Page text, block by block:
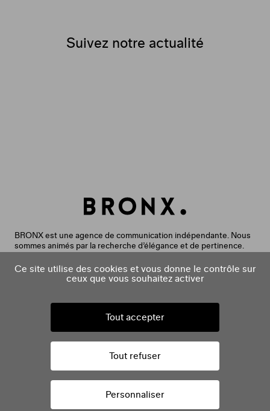
BRONX est une agence de communication indépendante. Nous
sommes animés par la recherche d’élégance et de pertinence.
et la communication plus utile. Nous accompagnons nos clients
dans leurs projets créatifs, éditoriaux et digitaux. Nos expertises
contenus pour créer des dispositifs qui fidélisent, suscitent le
facebook
instagram
linkedin
vimeo
Suivez notre actualité
Mentions légales
Politique de Confidentialité
Gestion des cookies
Ce site utilise des cookies et vous donne le contrôle sur
ceux que vous souhaitez activer
Tout accepter
Tout refuser
Personnaliser